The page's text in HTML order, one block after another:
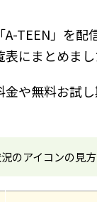
A-TEEN」を配
にまとめまし
や無料お試
のアイコンの見方